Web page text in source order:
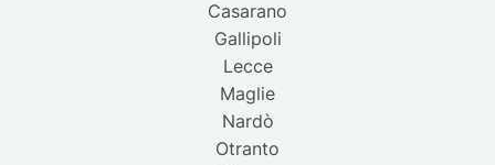
Casarano
Gallipoli
Lecce
Maglie
Nardò
Otranto